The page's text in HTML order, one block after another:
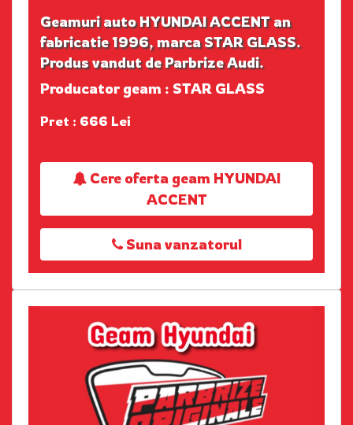
Geamuri auto HYUNDAI ACCENT an
fabricatie 1996, marca STAR GLASS.
Produs vandut de Parbrize Audi.
Producator geam : STAR GLASS
Pret : 666 Lei
Cere oferta geam HYUNDAI
ACCENT
Suna vanzatorul